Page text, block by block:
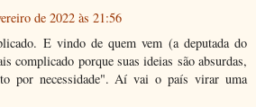
de 2022 às 21:56
E vindo de quem vem (a deputada do
complicado porque suas ideias são absurdas,
por necessidade". Aí vai o país virar uma